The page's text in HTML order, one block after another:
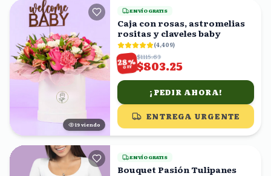
20 viendo
ENVÍO GRATIS
Caja con rosas, astromelias
rositas y claveles baby
(4,409)
28%
OFF
$1115.63
$803.25
¡PEDIR AHORA!
ENTREGA URGENTE
ENVÍO GRATIS
Bouquet Pasión Tulipanes